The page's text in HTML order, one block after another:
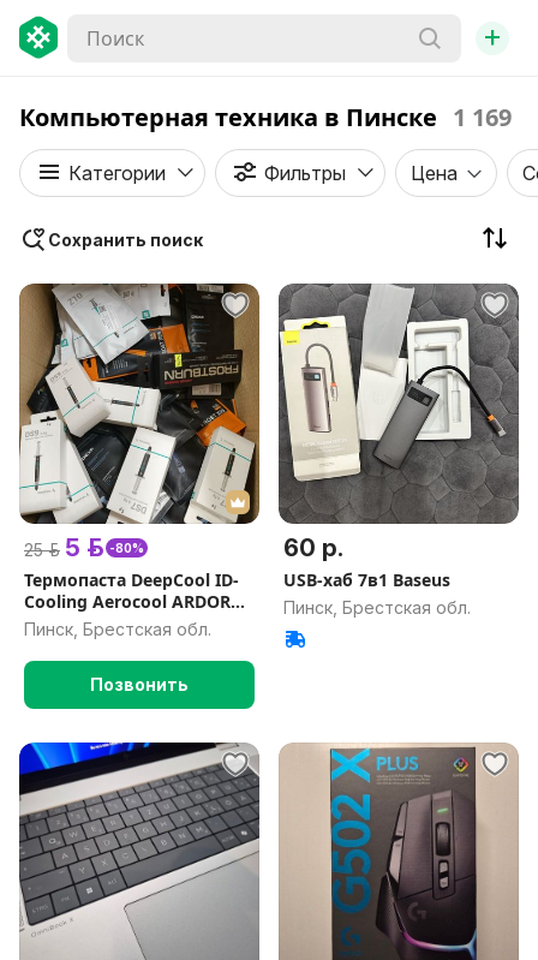
+
Компьютерная техника в Пинске 1 169
Категории Фильтры Цена
Сохранить поиск
25 р. 5 р. -80%
Термопаста DeepCool ID-
Cooling Aerocool ARDOR
GAMING FROSTBURN
Пинск, Брестская обл.
Позвонить
60 р.
USB-хаб 7в1 Baseus
Пинск, Брестская обл.